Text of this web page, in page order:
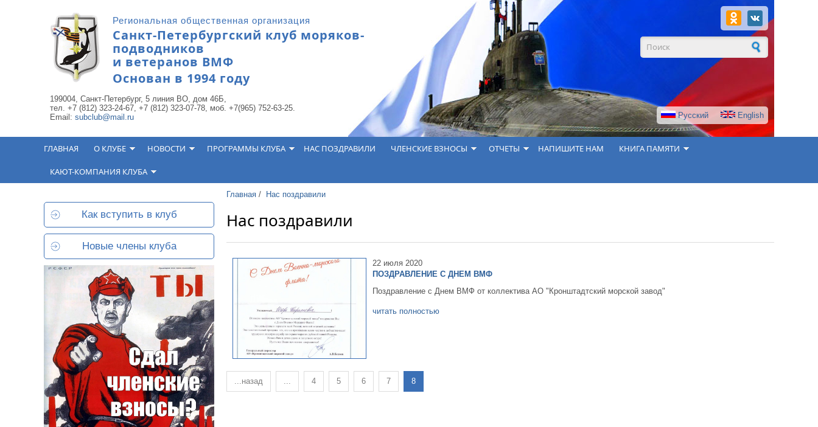
Региональная общественная организация
Санкт-Петербургский клуб моряков-
подводников
и ветеранов ВМФ
Основан в 1994 году
199004, Санкт-Петербург, 5 линия ВО, дом 46Б,
тел. +7 (812) 323-24-67, +7 (812) 323-07-78, моб. +7(965) 752-63-25.
Email: subclub@mail.ru
Форма поиска
Русский English
ГЛАВНАЯ О КЛУБЕ НОВОСТИ ПРОГРАММЫ КЛУБА НАС ПОЗДРАВИЛИ ЧЛЕНСКИЕ ВЗНОСЫ ОТЧЕТЫ НАПИШИТЕ НАМ КНИГА ПАМЯТИ
КАЮТ-КОМПАНИЯ КЛУБА
Главная / Нас поздравили
Нас поздравили
22 июля 2020
ПОЗДРАВЛЕНИЕ С ДНЕМ ВМФ
Поздравление с Днем ВМФ от коллектива АО "Кронштадтский морской завод"
читать полностью
...назад 4 5 6 7 8
Как вступить в клуб
Новые члены клуба